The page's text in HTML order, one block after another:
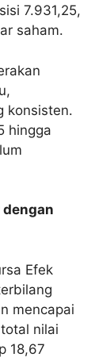
7.931,25,
saham.
konsisten.
hingga
dengan
Efek
mencapai
nilai
18,67